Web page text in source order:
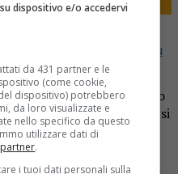
come
Fonte preferita su
di una truffa on line. Lo
su Facebook e si
il ritiro del mezzo.
quando ha scoperto
completamente ignara
dispositivo e/o accedervi
da 431 partner e le
(come cookie,
dispositivo) potrebbero
da loro visualizzate e
nello specifico da questo
utilizzare dati di
.
i tuoi dati personali sulla